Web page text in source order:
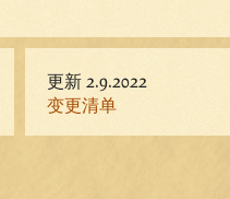
更新 2.9.2022
变更清单